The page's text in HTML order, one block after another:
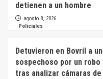
detienen a un hombre
agosto 8, 2026
Policiales
Detuvieron en Bovril a un
sospechoso por un robo
tras analizar cámaras de